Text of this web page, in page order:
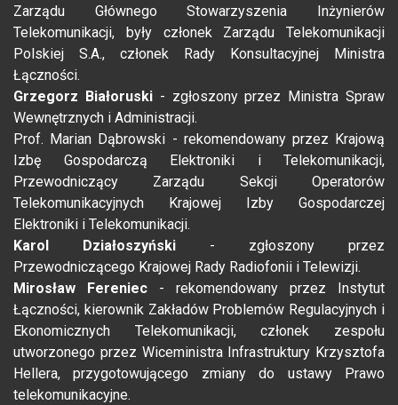
Zarządu Głównego Stowarzyszenia Inżynierów
Telekomunikacji, były członek Zarządu Telekomunikacji
Polskiej S.A., członek Rady Konsultacyjnej Ministra
Łączności.
Grzegorz Białoruski- zgłoszony przez Ministra Spraw
Wewnętrznych i Administracji.
Prof. Marian Dąbrowski - rekomendowany przez Krajową
Izbę Gospodarczą Elektroniki i Telekomunikacji,
Przewodniczący Zarządu Sekcji Operatorów
Telekomunikacyjnych Krajowej Izby Gospodarczej
Elektroniki i Telekomunikacji.
Karol Działoszyński - zgłoszony przez
Przewodniczącego Krajowej Rady Radiofonii i Telewizji.
Mirosław Fereniec - rekomendowany przez Instytut
Łączności, kierownik Zakładów Problemów Regulacyjnych i
Ekonomicznych Telekomunikacji, członek zespołu
utworzonego przez Wiceministra Infrastruktury Krzysztofa
Hellera, przygotowującego zmiany do ustawy Prawo
telekomunikacyjne.